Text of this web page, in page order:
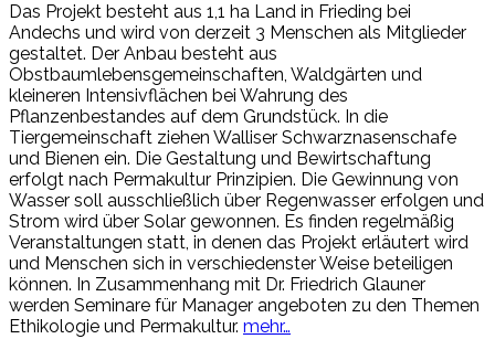
Das Projekt besteht aus 1,1 ha Land in Frieding bei
Andechs und wird von derzeit 3 Menschen als Mitglieder
gestaltet. Der Anbau besteht aus
Obstbaumlebensgemeinschaften, Waldgärten und
kleineren Intensivflächen bei Wahrung des
Pflanzenbestandes auf dem Grundstück. In die
Tiergemeinschaft ziehen Walliser Schwarznasenschafe
und Bienen ein. Die Gestaltung und Bewirtschaftung
erfolgt nach Permakultur Prinzipien. Die Gewinnung von
Wasser soll ausschließlich über Regenwasser erfolgen und
Strom wird über Solar gewonnen. Es finden regelmäßig
Veranstaltungen statt, in denen das Projekt erläutert wird
und Menschen sich in verschiedenster Weise beteiligen
können. In Zusammenhang mit Dr. Friedrich Glauner
werden Seminare für Manager angeboten zu den Themen
Ethikologie und Permakultur. mehr…